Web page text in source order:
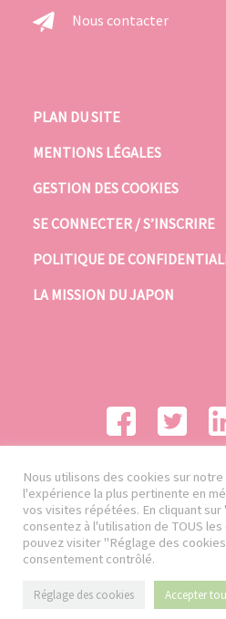
Nous contacter
PLAN DU SITE
MENTIONS LÉGALES
GESTION DES COOKIES
SE CONNECTER / S’INSCRIRE
POLITIQUE DE
LA MISSION DU JAPON
Nous utilisons des cookies sur
l'expérience la plus pertinente en
vos visites répétées. En cliquant
consentez à l'utilisation de TOUS
pouvez visiter "Réglage des
consentement contrôlé.
Réglage des cookies Accepter